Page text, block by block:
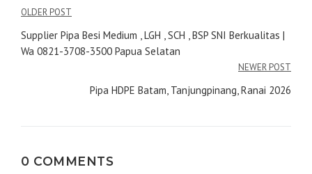
Navigasi
pos
OLDER POST
Supplier Pipa Besi Medium , LGH , SCH , BSP SNI Berkualitas |
Wa 0821-3708-3500 Papua Selatan
NEWER POST
Pipa HDPE Batam, Tanjungpinang, Ranai 2026
0 COMMENTS